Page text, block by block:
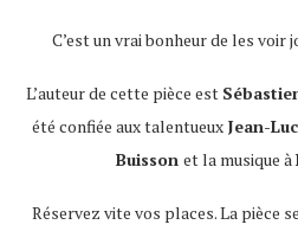
C’est un vrai bonheur de les voir
L’auteur de cette pièce est
été confiée aux talentueux Jean-
Buisson et la musique à
Réservez vite vos places. La pièce